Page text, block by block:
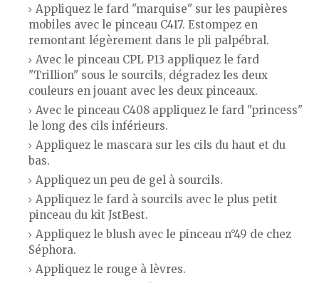
Appliquez le fard "marquise" sur les paupières
mobiles avec le pinceau C417. Estompez en
remontant légèrement dans le pli palpébral.
Avec le pinceau CPL P13 appliquez le fard
"Trillion" sous le sourcils, dégradez les deux
couleurs en jouant avec les deux pinceaux.
Avec le pinceau C408 appliquez le fard "princess"
le long des cils inférieurs.
Appliquez le mascara sur les cils du haut et du
bas.
Appliquez un peu de gel à sourcils.
Appliquez le fard à sourcils avec le plus petit
pinceau du kit JstBest.
Appliquez le blush avec le pinceau n°49 de chez
Séphora.
Appliquez le rouge à lèvres.